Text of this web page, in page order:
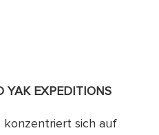
YAK EXPEDITIONS
konzentriert sich auf